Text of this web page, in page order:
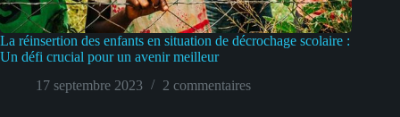
La réinsertion des enfants en situation de décrochage scolaire :
Un défi crucial pour un avenir meilleur
17 septembre 2023
2 commentaires